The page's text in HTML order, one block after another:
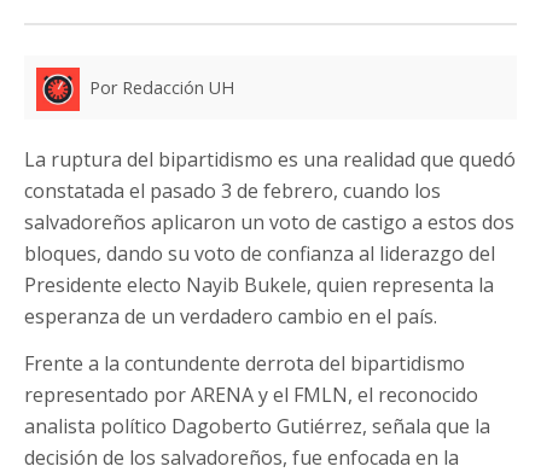
Por Redacción UH
La ruptura del bipartidismo es una realidad que quedó
constatada el pasado 3 de febrero, cuando los
salvadoreños aplicaron un voto de castigo a estos dos
bloques, dando su voto de confianza al liderazgo del
Presidente electo Nayib Bukele, quien representa la
esperanza de un verdadero cambio en el país.
Frente a la contundente derrota del bipartidismo
representado por ARENA y el FMLN, el reconocido
analista político Dagoberto Gutiérrez, señala que la
decisión de los salvadoreños, fue enfocada en la